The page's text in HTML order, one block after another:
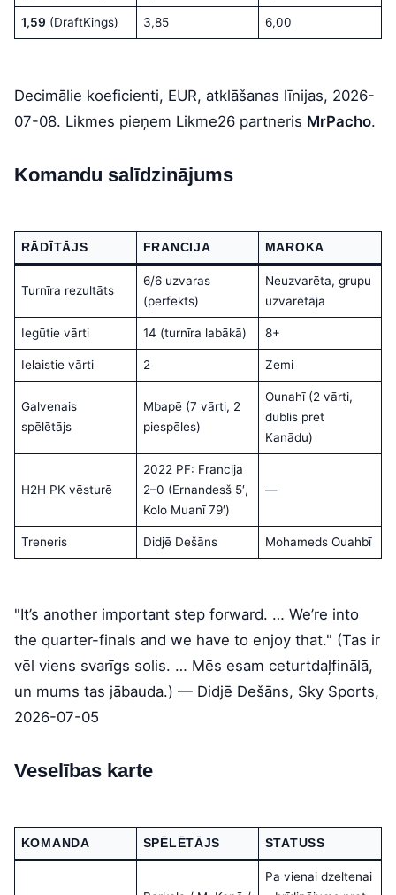
1,59 (DraftKings) 3,85 6,00
Decimālie koeficienti, EUR, atklāšanas līnijas, 2026-
07-08. Likmes pieņem Likme26 partneris MrPacho.
Komandu salīdzinājums
RĀDĪTĀJS FRANCIJA MAROKA
Turnīra rezultāts
6/6 uzvaras
(perfekts)
Neuzvarēta, grupu
uzvarētāja
Iegūtie vārti 14 (turnīra labākā) 8+
Ielaistie vārti 2 Zemi
Galvenais
spēlētājs
Mbapē (7 vārti, 2
piespēles)
Ounahī (2 vārti,
dublis pret
Kanādu)
H2H PK vēsturē
2022 PF: Francija
2–0 (Ernandesš 5′,
Kolo Muanī 79′)
—
Treneris Didjē Dešāns Mohameds Ouahbī
"It’s another important step forward. … We’re into
the quarter-finals and we have to enjoy that." (Tas ir
vēl viens svarīgs solis. … Mēs esam ceturtdaļfinālā,
un mums tas jābauda.) — Didjē Dešāns, Sky Sports,
2026-07-05
Veselības karte
KOMANDA SPĒLĒTĀJS STATUSS
Pa vienai dzeltenai